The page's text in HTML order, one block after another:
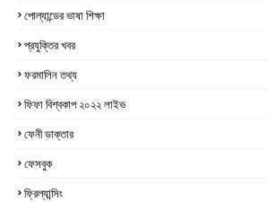
পোল্যান্ডের ভাষা শিক্ষা
প্রযুক্তির খবর
ফরমালিন তথ্য
ফিফা বিশ্বকাপ ২০২২ লাইভ
ফেনী ডাক্তার
ফেসবুক
ফ্রিল্যান্সিং